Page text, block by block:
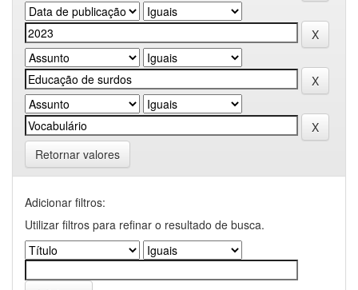
Retornar valores
Adicionar filtros:
Utilizar filtros para refinar o resultado de busca.